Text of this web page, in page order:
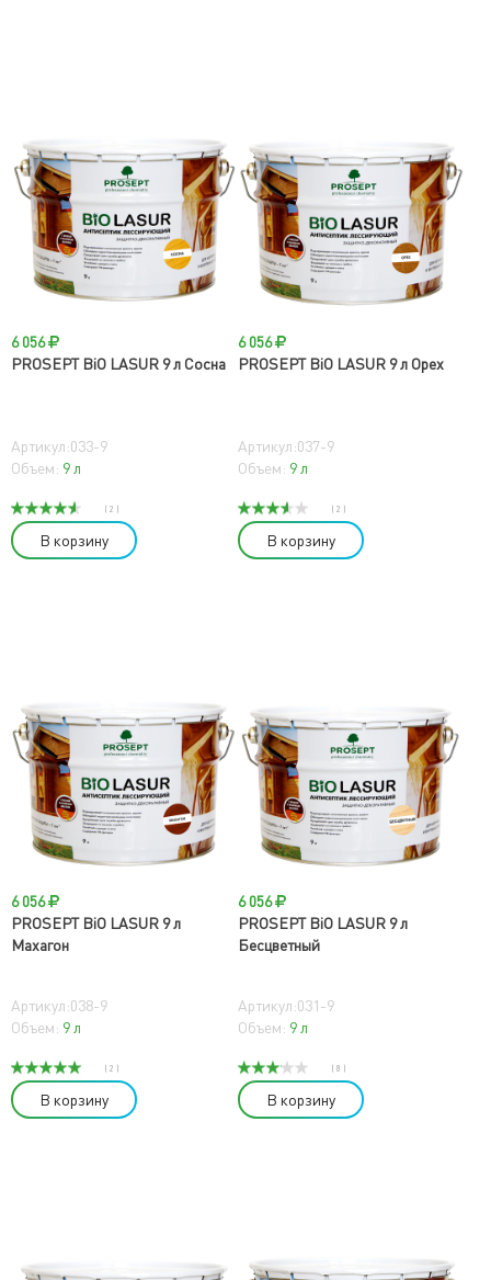
6 056
PROSEPT BiO LASUR 9 л Сосна
Артикул:033-9
Объем: 9 л
( 2 )
В корзину
6 056
PROSEPT BiO LASUR 9 л Орех
Артикул:037-9
Объем: 9 л
( 2 )
В корзину
6 056
PROSEPT BiO LASUR 9 л
Махагон
Артикул:038-9
Объем: 9 л
( 2 )
В корзину
6 056
PROSEPT BiO LASUR 9 л
Бесцветный
Артикул:031-9
Объем: 9 л
( 8 )
В корзину